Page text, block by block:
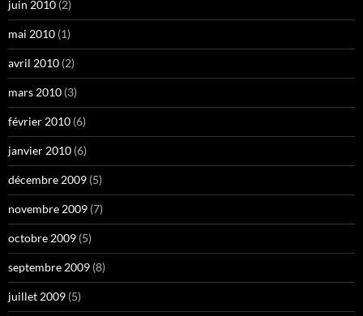
juin 2010 (2)
mai 2010 (1)
avril 2010 (2)
mars 2010 (3)
février 2010 (6)
janvier 2010 (6)
décembre 2009 (5)
novembre 2009 (7)
octobre 2009 (5)
septembre 2009 (8)
juillet 2009 (5)